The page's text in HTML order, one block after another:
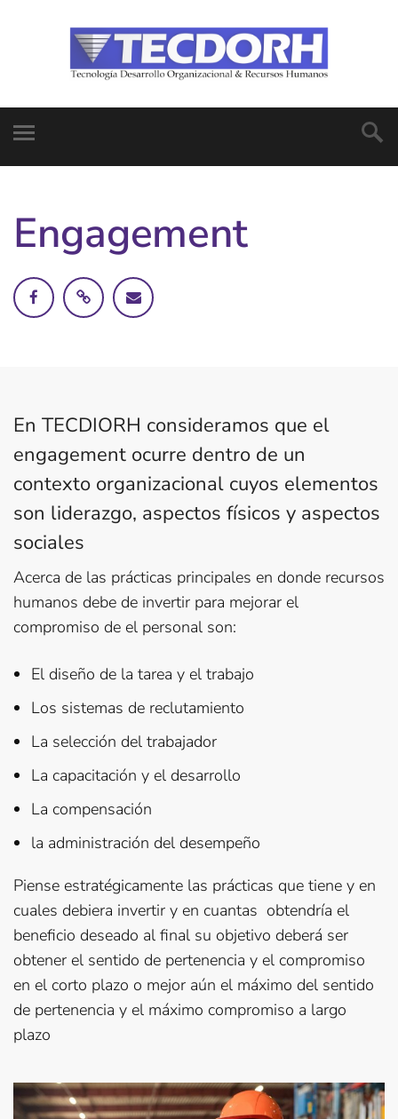
Engagement
En TECDIORH consideramos que el
engagement ocurre dentro de un
contexto organizacional cuyos elementos
son liderazgo, aspectos físicos y aspectos
sociales
Acerca de las prácticas principales en donde recursos
humanos debe de invertir para mejorar el
compromiso de el personal son:
El diseño de la tarea y el trabajo
Los sistemas de reclutamiento
La selección del trabajador
La capacitación y el desarrollo
La compensación
la administración del desempeño
Piense estratégicamente las prácticas que tiene y en
cuales debiera invertir y en cuantas obtendría el
beneficio deseado al final su objetivo deberá ser
obtener el sentido de pertenencia y el compromiso
en el corto plazo o mejor aún el máximo del sentido
de pertenencia y el máximo compromiso a largo
plazo